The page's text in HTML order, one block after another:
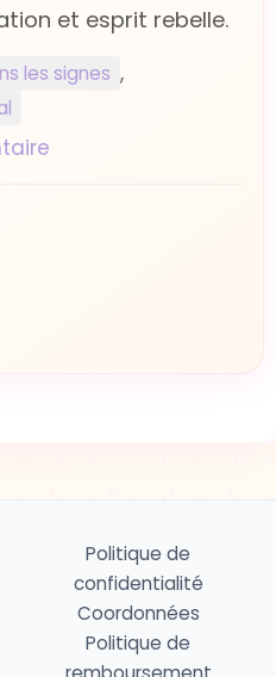
et esprit rebelle.
les signes ,
Politique de
confidentialité
Coordonnées
Politique de